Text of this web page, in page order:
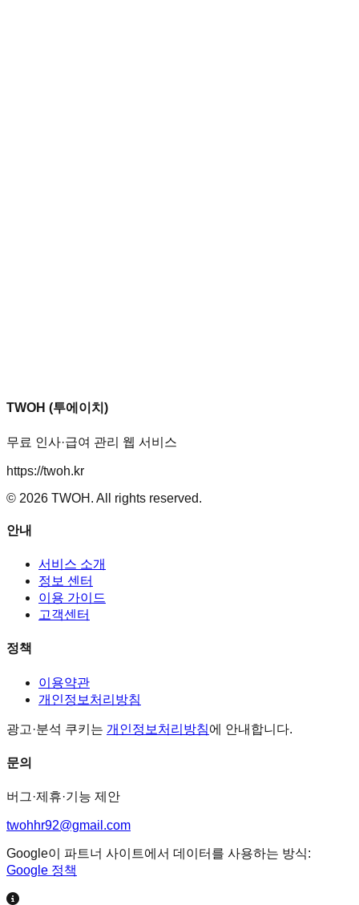
TWOH (투에이치)
무료 인사·급여 관리 웹 서비스
https://twoh.kr
© 2026 TWOH. All rights reserved.
안내
서비스 소개
정보 센터
이용 가이드
고객센터
정책
이용약관
개인정보처리방침
광고·분석 쿠키는 개인정보처리방침에 안내합니다.
문의
버그·제휴·기능 제안
twohhr92@gmail.com
Google이 파트너 사이트에서 데이터를 사용하는 방식:
Google 정책